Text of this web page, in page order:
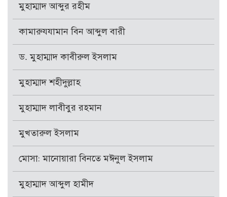
মুহাম্মাদ আব্দুর রহীম
কামারুযযামান বিন আব্দুল বারী
ড. মুহাম্মাদ কাবীরুল ইসলাম
মুহাম্মাদ শহীদুল্লাহ
মুহাম্মাদ লাবীবুর রহমান
মুখতারুল ইসলাম
মোসা: মানোয়ারা বিনতে মঈনুল ইসলাম
মুহাম্মাদ আব্দুল হামীদ